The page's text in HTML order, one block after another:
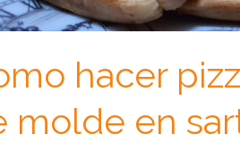
hacer
molde en